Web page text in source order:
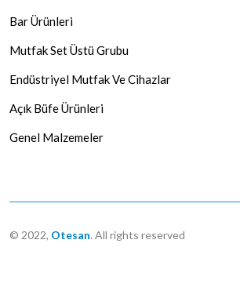
Bar Ürünleri
Mutfak Set Üstü Grubu
Endüstriyel Mutfak Ve Cihazlar
Açık Büfe Ürünleri
Genel Malzemeler
© 2022, Otesan. All rights reserved